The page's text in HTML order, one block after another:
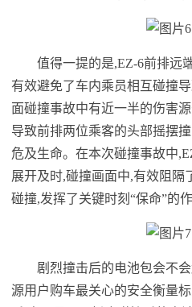
值得一提的是,EZ-6前排远
有效避免了车内乘员相互碰撞
面碰撞事故中有近一半的伤害
导致前排两位乘客的头部摇摆
危及生命。在本次碰撞事故中
展开及时,碰撞画面中,有效阻隔
碰撞,发挥了关键时刻“保命”的作
剧烈撞击后的电池包会不
源用户购车最关心的安全衡量